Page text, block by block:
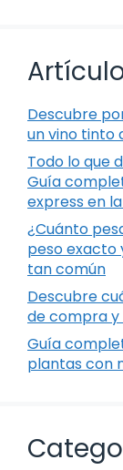
Descubre
un vino tinto
Todo lo que
Guía
express en
¿Cuánto
peso exacto
tan común
Descubre
de compra
Guía
plantas con